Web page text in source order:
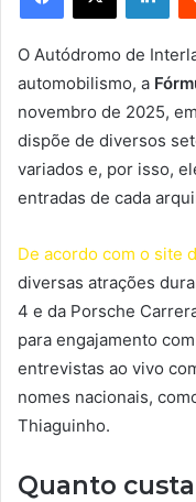
O Autódromo de
automobilismo, a
novembro de 2025, em
dispõe de diversos
variados e, por isso,
entradas de cada
De acordo com o site
diversas atrações
4 e da Porsche
para engajamento
entrevistas ao vivo
nomes nacionais,
Thiaguinho.
Quanto